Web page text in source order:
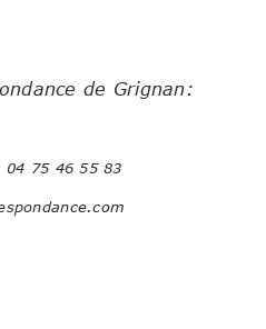
de Grignan:
75 46 55 83